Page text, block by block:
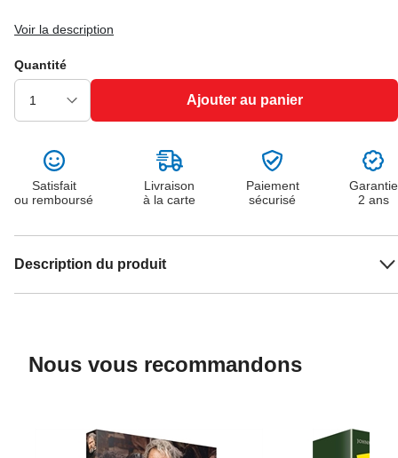
Voir la description
Quantité
Ajouter au panier
Satisfait
ou remboursé
Livraison
à la carte
Paiement
sécurisé
Garantie
2 ans
Description du produit
Nous vous recommandons